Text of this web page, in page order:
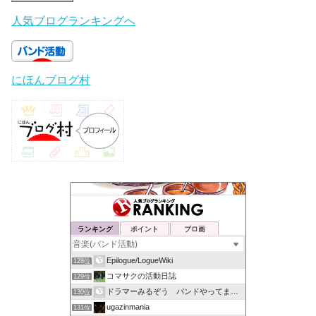
人気ブログランキングへ
にほんブログ村
ランキング ポイント ブロ画
128位 Epilogue/LogueWiki
129位 コマサクの活動日誌
130位 ドラマーみるぞう バンドやってまするぅ
131位 ugazinmania